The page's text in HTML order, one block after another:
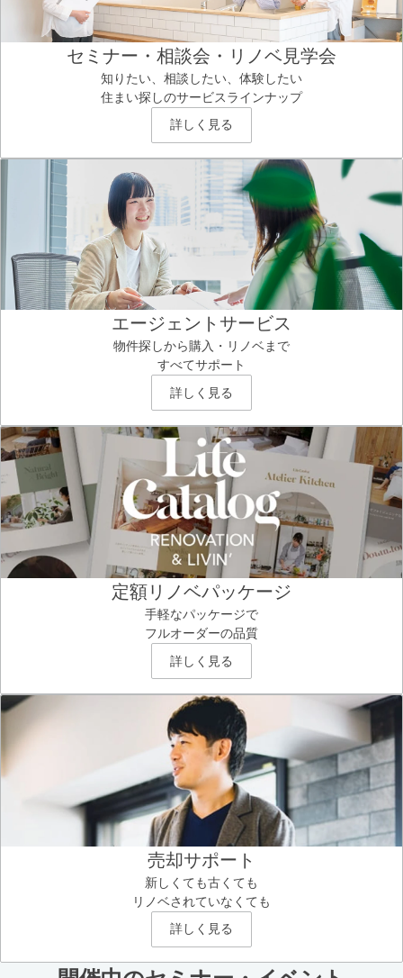
セミナー・相談会・リノベ見学会
知りたい、相談したい、体験したい
住まい探しのサービスラインナップ
詳しく見る
エージェントサービス
物件探しから購入・リノベまで
すべてサポート
詳しく見る
定額リノベパッケージ
手軽なパッケージで
フルオーダーの品質
詳しく見る
売却サポート
新しくても古くても
リノベされていなくても
詳しく見る